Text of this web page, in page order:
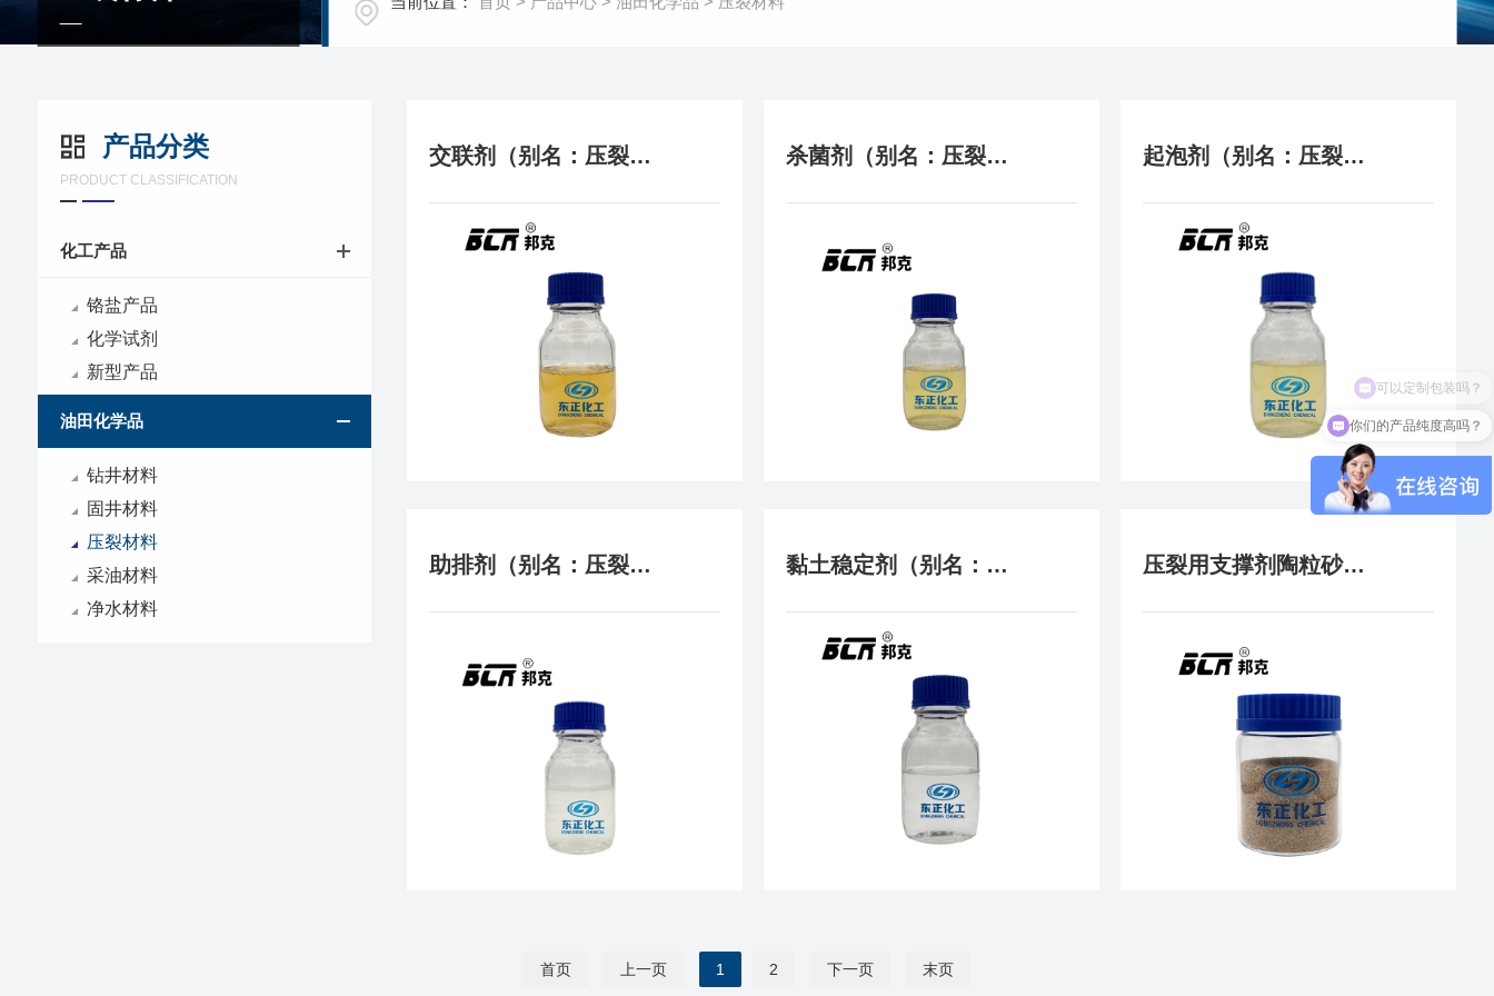
产品分类
PRODUCT CLASSIFICATION
化工产品
铬盐产品
化学试剂
新型产品
油田化学品
钻井材料
固井材料
压裂材料
采油材料
净水材料
交联剂（别名：压裂用交联剂） 杀菌剂（别名：压裂用杀菌剂） 起泡剂（别名：压裂用起泡剂）
助排剂（别名：压裂酸化助排剂 反排剂） 黏土稳定剂（别名：黏稳） 压裂用支撑剂陶粒砂（别名：陶粒砂）
首页 上一页 1 2 下一页 末页
你们的产品纯度高吗？